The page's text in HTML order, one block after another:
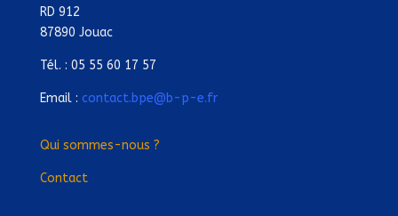
RD 912
87890 Jouac
Tél. : 05 55 60 17 57
Email : contact.bpe@b-p-e.fr
Qui sommes-nous ?
Contact